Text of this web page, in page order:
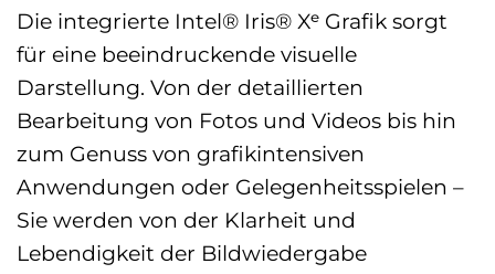
Die integrierte Intel® Iris® Xᵉ Grafik sorgt
für eine beeindruckende visuelle
Darstellung. Von der detaillierten
Bearbeitung von Fotos und Videos bis hin
zum Genuss von grafikintensiven
Anwendungen oder Gelegenheitsspielen –
Sie werden von der Klarheit und
Lebendigkeit der Bildwiedergabe